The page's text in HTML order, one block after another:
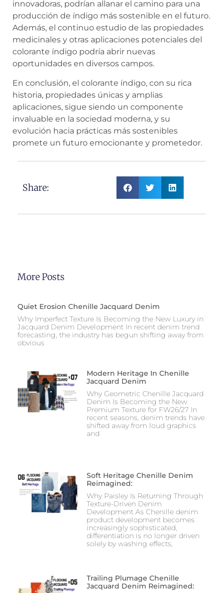
innovadoras, podrían allanar el camino para una
producción de índigo más sostenible en el futuro.
Además, el continuo estudio de las propiedades
medicinales y otras aplicaciones potenciales del
colorante índigo podría abrir nuevas
oportunidades en diversos campos.
En conclusión, el colorante índigo, con su rica
historia, propiedades únicas y amplias
aplicaciones, sigue siendo un componente
invaluable en la sociedad moderna, y su
evolución hacia prácticas más sostenibles
promete un futuro emocionante y prometedor.
Share:
More Posts
Quiet Erosion Chenille Jacquard Denim
Why Imperfect Texture Is Becoming the New Luxury in
Jacquard Denim Development In recent denim trend
forecasting, the industry has begun shifting away from
obvious
Modern Heritage In Chenille
Jacquard Denim
Why Geometric Chenille Jacquard
Denim Is Becoming the New
Premium Texture for FW26/27 In
recent seasons, denim trends have
shifted away from loud graphics
and
Soft Heritage Chenille Denim
Reimagined:
Why Paisley Is Returning Through
Texture-Driven Denim
Development As Chenille denim
product development becomes
increasingly sophisticated,
differentiation is no longer driven
solely by washing effects,
Trailing Plumage Chenille
Jacquard Denim Reimagined: